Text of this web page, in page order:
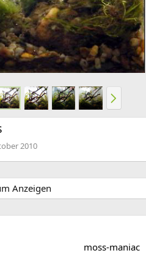
N
ä
c
2010
Anzeigen
moss-maniac